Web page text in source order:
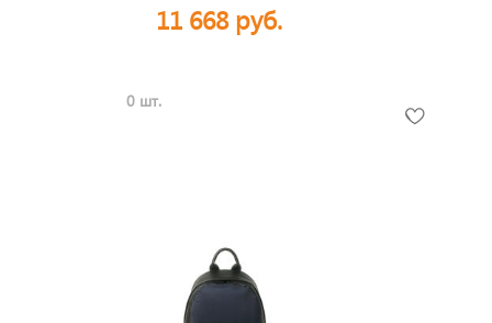
11 668 руб.
0 шт.